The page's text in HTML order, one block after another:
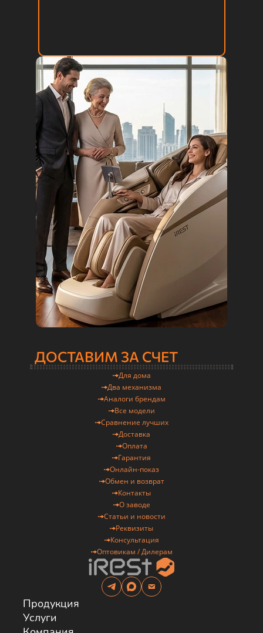
ДОСТАВИМ ЗА СЧЕТ
КОМПАНИИ
Отправить
Нажимая на кнопку, вы принимаете
Согласие на обработку персональных
данных.
Для дома
Два механизма
Аналоги брендам
Все модели
Сравнение лучших
Доставка
Оплата
Гарантия
Онлайн-показ
Обмен и возврат
Контакты
О заводе
Статьи и новости
Реквизиты
Консультация
Оптовикам / Дилерам
Продукция
Услуги